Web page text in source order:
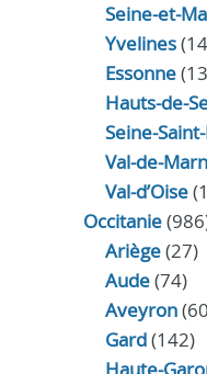
Seine-et-
Yvelines
Essonne
Hauts-de-
Seine-
Val-de-
Val-d’Oise
Occitanie
Ariège(27)
Aude(74)
Aveyron
Gard(142)